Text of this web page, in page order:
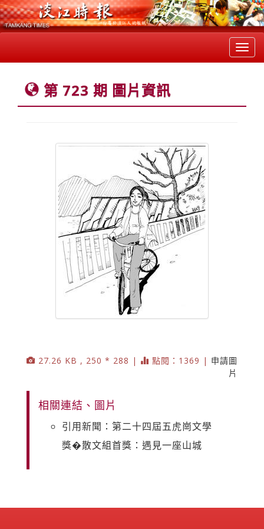
第 723 期 圖片資訊
27.26 KB , 250 * 288 | 點閱：1369 | 申請圖
片
相關連結、圖片
引用新聞：第二十四屆五虎崗文學
獎�散文組首獎：遇見一座山城